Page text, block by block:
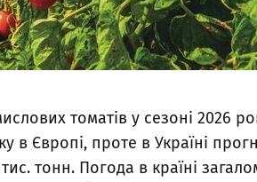
томатів у сезоні 2026
в Європі, проте в Україні
тис. тонн. Погода в країні